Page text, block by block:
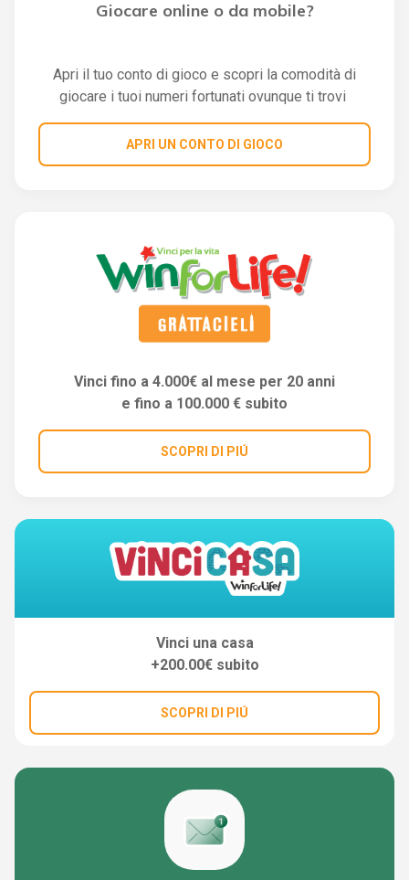
Giocare online o da mobile?
Apri il tuo conto di gioco e scopri la comodità di
giocare i tuoi numeri fortunati ovunque ti trovi
APRI UN CONTO DI GIOCO
Vinci fino a 4.000€ al mese per 20 anni
e fino a 100.000 € subito
SCOPRI DI PIÚ
Vinci una casa
+200.00€ subito
SCOPRI DI PIÚ